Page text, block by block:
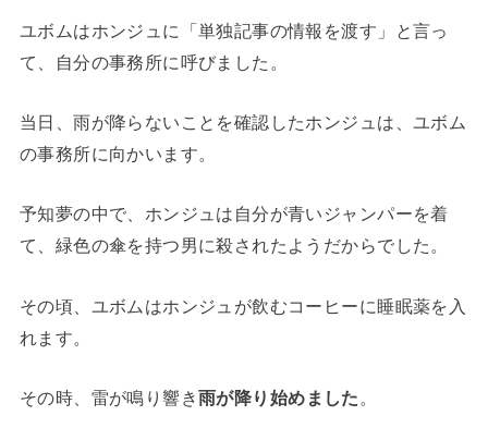
ユボムはホンジュに「単独記事の情報を渡す」と言っ
て、自分の事務所に呼びました。
当日、雨が降らないことを確認したホンジュは、ユボム
の事務所に向かいます。
予知夢の中で、ホンジュは自分が青いジャンパーを着
て、緑色の傘を持つ男に殺されたようだからでした。
その頃、ユボムはホンジュが飲むコーヒーに睡眠薬を入
れます。
その時、雷が鳴り響き雨が降り始めました 。